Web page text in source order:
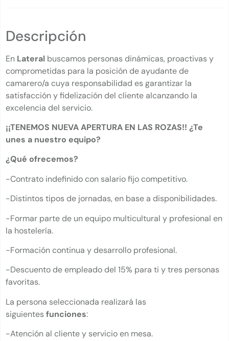
Descripción
En Lateral buscamos personas dinámicas, proactivas y
comprometidas para la posición de ayudante de
camarero/a cuya responsabilidad es garantizar la
satisfacción y fidelización del cliente alcanzando la
excelencia del servicio.
¡¡TENEMOS NUEVA APERTURA EN LAS ROZAS!! ¿Te
unes a nuestro equipo?
¿Qué ofrecemos?
-Contrato indefinido con salario fijo competitivo.
-Distintos tipos de jornadas, en base a disponibilidades.
-Formar parte de un equipo multicultural y profesional en
la hostelería.
-Formación continua y desarrollo profesional.
-Descuento de empleado del 15% para ti y tres personas
favoritas.
La persona seleccionada realizará las
siguientesfunciones:
-Atención al cliente y servicio en mesa.